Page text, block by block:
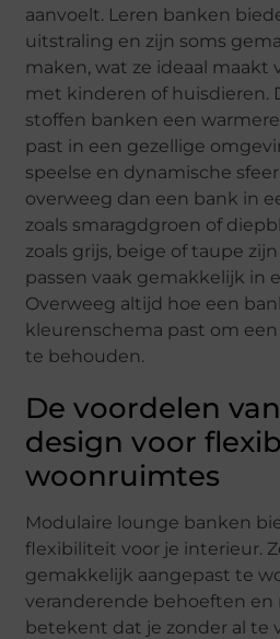
aanvoelt. Leren banken
uitstraling en zijn soms
maken, wat ze ideaal maakt
met kinderen of huisdieren.
stoffen banken een
past in een gezellige
speelse en dynamische
overweeg dan een bank in
zoals smaragdgroen of
zoals grijs, beige of taupe
passen vaak gemakkelijk in
Overweeg altijd hoe een
kleurenschema past om
te behouden.
De voordelen
design voor
woonruimtes
Modulaire lounge banken
flexibiliteit voor je interieur.
gemakkelijk aangepast te
veranderende behoeften en
betekent dat je zonder al te